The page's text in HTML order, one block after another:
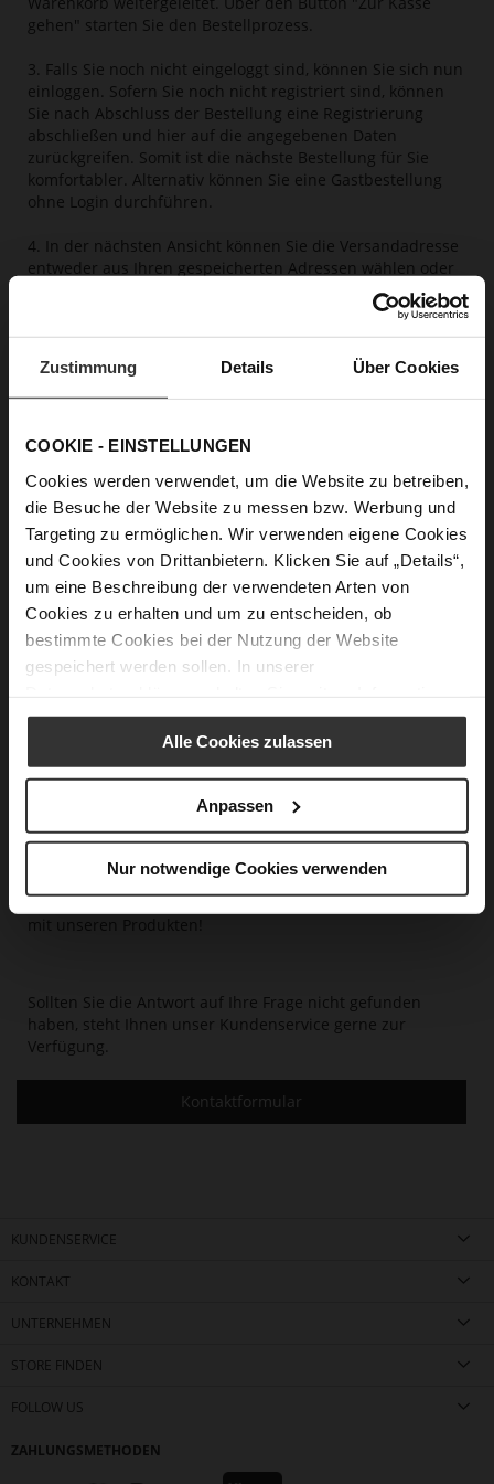
Zustimmung Details Über Cookies
COOKIE - EINSTELLUNGEN
Cookies werden verwendet, um die Website zu betreiben,
die Besuche der Website zu messen bzw. Werbung und
Targeting zu ermöglichen. Wir verwenden eigene Cookies
und Cookies von Drittanbietern. Klicken Sie auf „Details“,
um eine Beschreibung der verwendeten Arten von
Cookies zu erhalten und um zu entscheiden, ob
bestimmte Cookies bei der Nutzung der Website
gespeichert werden sollen. In unserer
Alle Cookies zulassen
Anpassen
Nur notwendige Cookies verwenden
gehen" starten Sie den Bestellprozess.
3. Falls Sie noch nicht eingeloggt sind, können Sie sich nun
einloggen. Sofern Sie noch nicht registriert sind, können
Sie nach Abschluss der Bestellung eine Registrierung
abschließen und hier auf die angegebenen Daten
zurückgreifen. Somit ist die nächste Bestellung für Sie
komfortabler. Alternativ können Sie eine Gastbestellung
ohne Login durchführen.
4. In der nächsten Ansicht können Sie die Versandadresse
entweder aus Ihren gespeicherten Adressen wählen oder
eine neue Adresse eingeben. Ebenso können Sie hier die
5. Anschließend wählen Sie eine Zahlungsmethode aus.
Folgende Zahlungsmöglichkeiten bieten wir im Webshop
Paypal
Kreditkarte
Sofortüberweisung
Kauf auf Rechnung
6. In diesem Fenster können Sie auch eine alternative
Rechnungsadresse auswählen. Wählen Sie hierzu "Gleiche
Adresse für Bestellung und Versand" ab und wählen Sie
legen Sie eine neue Adresse an. Mit einem Klick auf
"Aktualisieren" übernehmen Sie diese.
Sie eine Bestellung. Sie werden zur Zahlungsseite
weitergeleitet, auf der Sie die Daten für die Zahlung
Sie haben nun Ihren HÖGL Artikel bestellt. Viel Vergnügen
mit unseren Produkten!
Sollten Sie die Antwort auf Ihre Frage nicht gefunden
haben, steht Ihnen unser Kundenservice gerne zur
Verfügung.
Kontaktformular
KUNDENSERVICE
KONTAKT
UNTERNEHMEN
STORE FINDEN
FOLLOW US
ZAHLUNGSMETHODEN